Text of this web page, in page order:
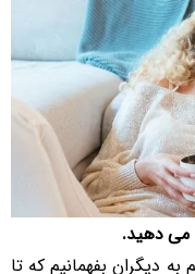
می دهید.
دیگران بفهمانیم که تا